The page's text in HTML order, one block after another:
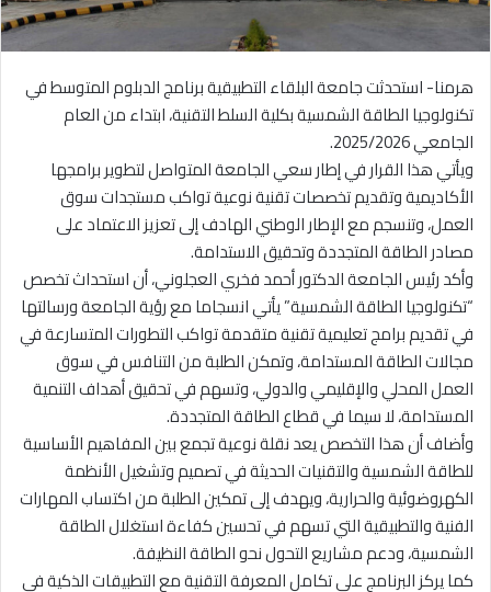
هرمنا- استحدثت جامعة البلقاء التطبيقية برنامج الدبلوم المتوسط في
تكنولوجيا الطاقة الشمسية بكلية السلط التقنية، ابتداء من العام
الجامعي 2025/2026.
ويأتي هذا القرار في إطار سعي الجامعة المتواصل لتطوير برامجها
الأكاديمية وتقديم تخصصات تقنية نوعية تواكب مستجدات سوق
العمل، وتنسجم مع الإطار الوطني الهادف إلى تعزيز الاعتماد على
مصادر الطاقة المتجددة وتحقيق الاستدامة.
وأكد رئيس الجامعة الدكتور أحمد فخري العجلوني، أن استحداث تخصص
“تكنولوجيا الطاقة الشمسية” يأتي انسجاما مع رؤية الجامعة ورسالتها
في تقديم برامج تعليمية تقنية متقدمة تواكب التطورات المتسارعة في
مجالات الطاقة المستدامة، وتمكن الطلبة من التنافس في سوق
العمل المحلي والإقليمي والدولي، وتسهم في تحقيق أهداف التنمية
المستدامة، لا سيما في قطاع الطاقة المتجددة.
وأضاف أن هذا التخصص يعد نقلة نوعية تجمع بين المفاهيم الأساسية
للطاقة الشمسية والتقنيات الحديثة في تصميم وتشغيل الأنظمة
الكهروضوئية والحرارية، ويهدف إلى تمكين الطلبة من اكتساب المهارات
الفنية والتطبيقية التي تسهم في تحسين كفاءة استغلال الطاقة
الشمسية، ودعم مشاريع التحول نحو الطاقة النظيفة.
كما يركز البرنامج على تكامل المعرفة التقنية مع التطبيقات الذكية في